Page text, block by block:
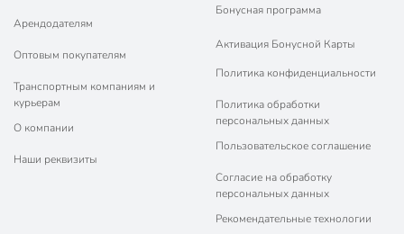
Арендодателям
Оптовым покупателям
Транспортным компаниям и
курьерам
О компании
Наши реквизиты
Бонусная программа
Активация Бонусной Карты
Политика конфиденциальности
Политика обработки
персональных данных
Пользовательское соглашение
Согласие на обработку
персональных данных
Рекомендательные технологии